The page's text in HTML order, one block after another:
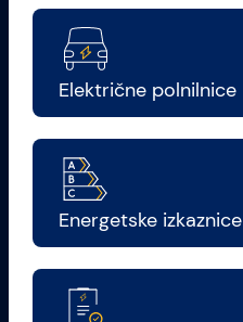
Električne polnilnice
Energetske izkaznice